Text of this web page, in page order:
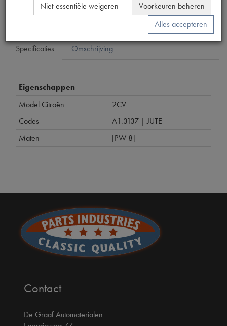
Specificaties Omschrijving
Eigenschappen
Model Citroën
2CV
Codes
A1.3137 | JUTE
Maten
[PW 8]
Contact
De Graaf Automaterialen
Niet-essentiële weigeren
Voorkeuren beheren
Alles accepteren